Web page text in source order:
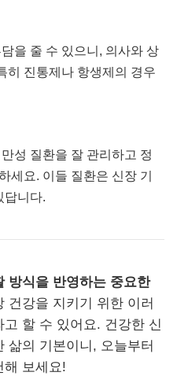
을 줄 수 있으니, 의사와 상
히 진통제나 항생제의 경우
성 질환을 잘 관리하고 정
세요. 이들 질환은 신장 기
답니다.
방식을 반영하는 중요한
건강을 지키기 위한 이러
할 수 있어요. 건강한 신
삶의 기본이니, 오늘부터
해 보세요!